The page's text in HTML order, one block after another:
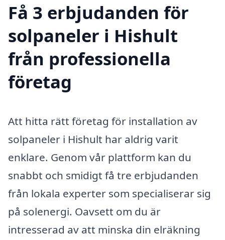
Få 3 erbjudanden för
solpaneler i Hishult
från professionella
företag
Att hitta rätt företag för installation av
solpaneler i Hishult har aldrig varit
enklare. Genom vår plattform kan du
snabbt och smidigt få tre erbjudanden
från lokala experter som specialiserar sig
på solenergi. Oavsett om du är
intresserad av att minska din elräkning